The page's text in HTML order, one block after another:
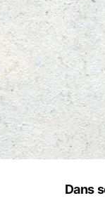
Dans